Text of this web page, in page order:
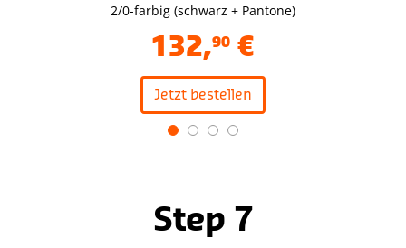
2/0-farbig (schwarz + Pantone)
132,90 €
Jetzt bestellen
Step 7